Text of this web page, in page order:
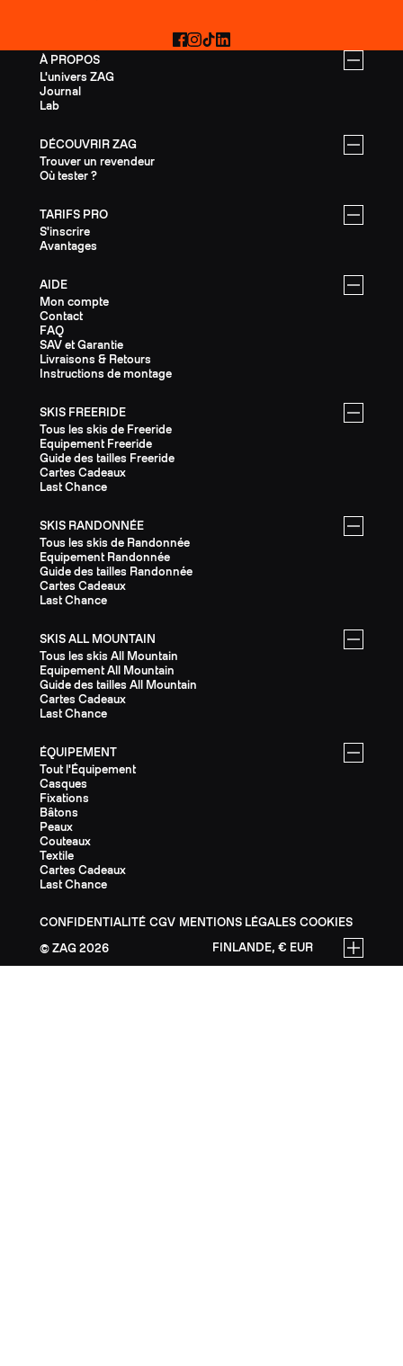
À PROPOS
L'univers ZAG
Journal
Lab
DÉCOUVRIR ZAG
Trouver un revendeur
Où tester ?
TARIFS PRO
S'inscrire
Avantages
AIDE
Mon compte
Contact
FAQ
SAV et Garantie
Livraisons & Retours
Instructions de montage
SKIS FREERIDE
Tous les skis de Freeride
Equipement Freeride
Guide des tailles Freeride
Cartes Cadeaux
Last Chance
SKIS RANDONNÉE
Tous les skis de Randonnée
Equipement Randonnée
Guide des tailles Randonnée
Cartes Cadeaux
Last Chance
SKIS ALL MOUNTAIN
Tous les skis All Mountain
Equipement All Mountain
Guide des tailles All Mountain
Cartes Cadeaux
Last Chance
ÉQUIPEMENT
Tout l'Équipement
Casques
Fixations
Bâtons
Peaux
Couteaux
Textile
Cartes Cadeaux
Last Chance
CONFIDENTIALITÉ CGV MENTIONS LÉGALES COOKIES
ZAG 2026 FINLANDE, € EUR
Facebook
Instagram
TikTokLinkedIn